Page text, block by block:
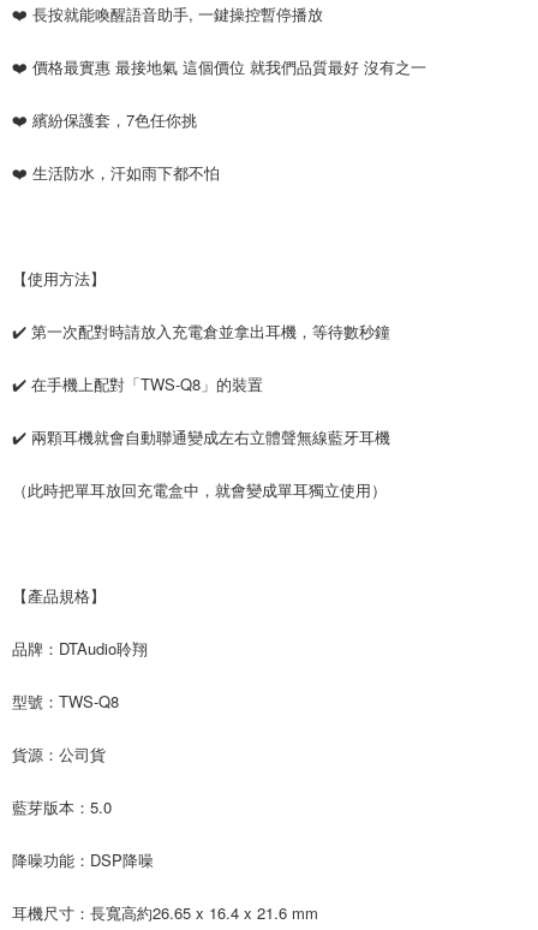
❤️ 長按就能喚醒語音助手, 一鍵操控暫停播放
❤️ 價格最實惠 最接地氣 這個價位 就我們品質最好 沒有之一
❤️ 繽紛保護套，7色任你挑
❤️ 生活防水，汗如雨下都不怕
【使用方法】
✔️ 第一次配對時請放入充電倉並拿出耳機，等待數秒鐘
✔️ 在手機上配對「TWS-Q8」的裝置
✔️ 兩顆耳機就會自動聯通變成左右立體聲無線藍牙耳機
（此時把單耳放回充電盒中，就會變成單耳獨立使用）
【產品規格】
品牌：DTAudio聆翔
型號：TWS-Q8
貨源：公司貨
藍芽版本：5.0
降噪功能：DSP降噪
耳機尺寸：長寬高約26.65 x 16.4 x 21.6 mm